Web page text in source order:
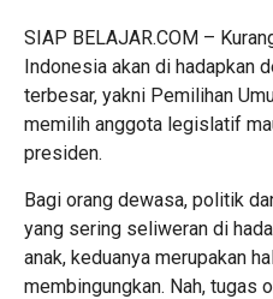
SIAP BELAJAR.COM –
Indonesia akan di hadapkan
terbesar, yakni Pemilihan
memilih anggota legislatif
presiden.
Bagi orang dewasa, politik
yang sering seliweran di
anak, keduanya merupakan
membingungkan. Nah, tugas